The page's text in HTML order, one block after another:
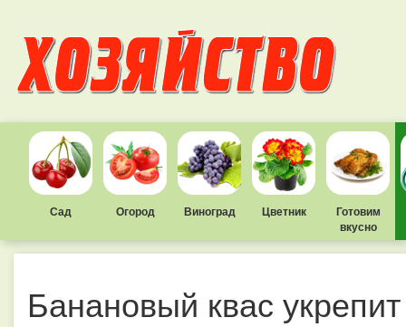
Сад Огород Виноград Цветник
Готовим
вкусно
Банановый квас